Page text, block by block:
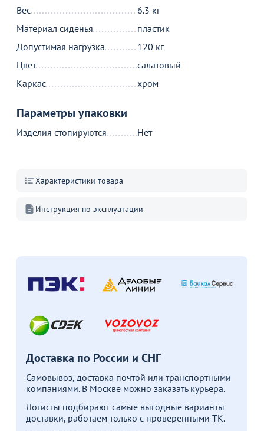
Вес
6.3 кг
Материал сиденья
пластик
Допустимая нагрузка
120 кг
Цвет
салатовый
Каркас
хром
Параметры упаковки
Изделия стопируются Нет
Характеристики товара
Инструкция по эксплуатации
Доставка по России и СНГ
Самовывоз, доставка почтой или транспортными
компаниями. В Москве можно заказать курьера.
Логисты подбирают самые выгодные варианты
доставки, работаем только с проверенными ТК.
630
Подушка на стул КАРЕТ,
бежевый
+1
10 590
Оптовая цена
Компьютерный стол Ньюарк,
серый, столешница дуб крафт
Перейдите, чтобы узнать
подробности
Больше не показывать это окно